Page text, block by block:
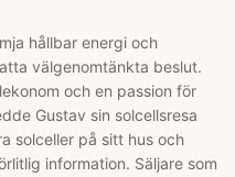
hållbar energi och
välgenomtänkta beslut.
och en passion för
Gustav sin solcellsresa
solceller på sitt hus och
information. Säljare som